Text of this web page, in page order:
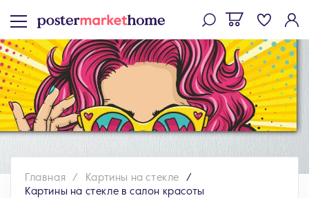
Главная
Картины на стекле
Картины на стекле в салон красоты